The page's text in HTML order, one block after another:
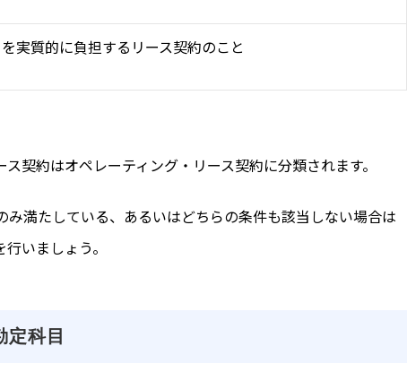
実質的に負担するリース契約のこと
契約はオペレーティング・リース契約に分類されます。
満たしている、あるいはどちらの条件も該当しない場合は
いましょう。
定科目